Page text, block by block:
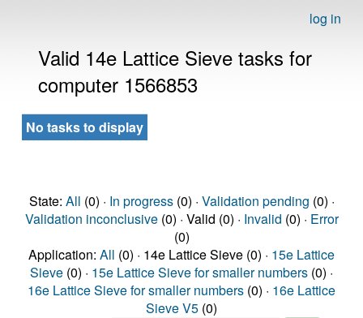
log in
Valid 14e Lattice Sieve tasks for
computer 1566853
No tasks to display
State: All (0) · In progress(0) · Validation pending (0) ·
Validation inconclusive(0) · Valid (0) · Invalid (0) · Error
(0)
Application: All (0) · 14e Lattice Sieve (0) · 15e Lattice
Sieve (0) · 15e Lattice Sieve for smaller numbers (0) ·
16e Lattice Sieve for smaller numbers (0) · 16e Lattice
Sieve V5 (0)